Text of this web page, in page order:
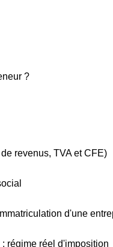
?
revenus, TVA et CFE)
d'une
régime réel d'imposition